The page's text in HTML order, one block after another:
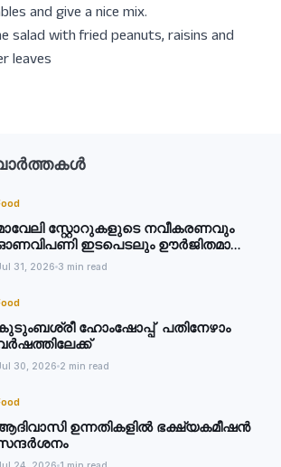
and give a nice mix.
salad with fried peanuts, raisins and
leaves
സ്റ്റോറുകളുടെ നവീകരണവും
ഇടപെടലും ഊർജിതമാക്കും:
മന്ത്രി
31, 2026 3 min read
ഹോംഷോപ്പ് പതിനേഴാം
30, 2026 2 min read
ഉന്നതികളില്‍ ഭക്ഷ്യകമീഷന്‍